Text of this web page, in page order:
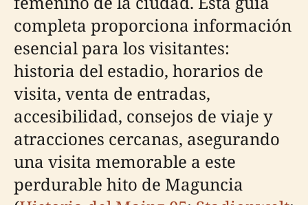
completa proporciona información
esencial para los visitantes:
historia del estadio, horarios de
visita, venta de entradas,
accesibilidad, consejos de viaje y
atracciones cercanas, asegurando
una visita memorable a este
perdurable hito de Maguncia